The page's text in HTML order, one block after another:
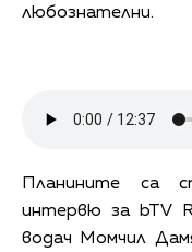
любознателни.
Планините са
интервю за bTV
водач Момчил